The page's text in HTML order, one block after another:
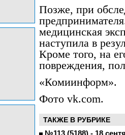
Позже, при
медицинская
наступила в
Кроме того, на
повреждения,
«Комиинформ».
Фото vk.com.
ТАКЖЕ В РУБРИКЕ
№113 (5188) - 18